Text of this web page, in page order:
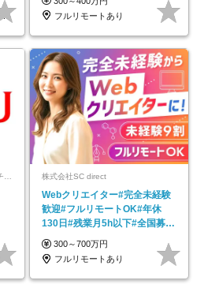
フルリモートあり
富士通株式会社【ポジションマッチ登録】 株式会社SC direct
Webクリエイター#完全未経験
歓迎#フルリモートOK#年休
130日#残業月5h以下#全国募集
#最大1年の研修
300～700万円
フルリモートあり